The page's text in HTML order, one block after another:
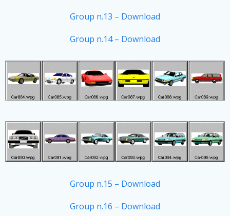
Group n.13 – Download
Group n.14 – Download
Group n.15 – Download
Group n.16 – Download